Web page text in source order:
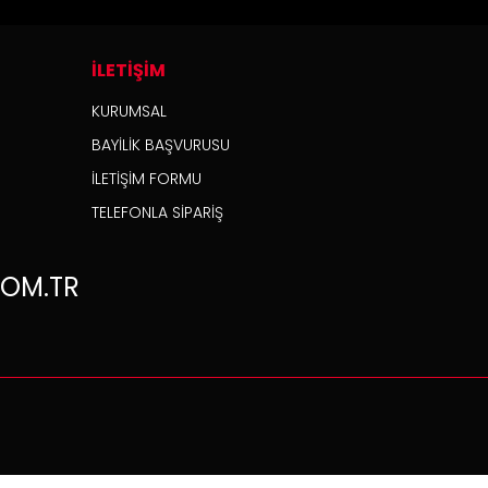
İLETİŞİM
KURUMSAL
BAYİLİK BAŞVURUSU
İLETİŞİM FORMU
TELEFONLA SİPARİŞ